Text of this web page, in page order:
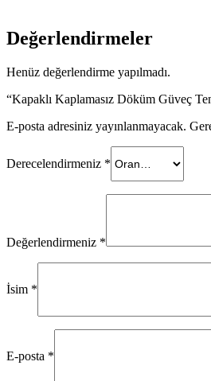
Değerlendirmeler
Henüz değerlendirme yapılmadı.
“Kapaklı Kaplamasız Döküm Güveç
E-posta adresiniz yayınlanmayacak.
Derecelendirmeniz *
Değerlendirmeniz *
İsim *
E-posta *